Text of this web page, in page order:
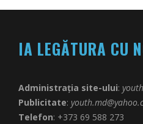
IA LEGĂTURA CU
Administrația site-ului:
Publicitate:
Telefon: +373 69 588 273